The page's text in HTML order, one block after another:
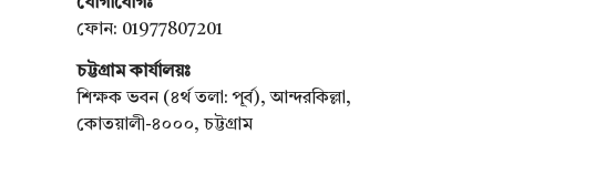
ফোন: 01977807201
চট্টগ্রাম কার্যালয়ঃ
শিক্ষক ভবন (৪র্থ তলা: পূর্ব), আন্দরকিল্লা,
কোতয়ালী-৪০০০, চট্টগ্রাম